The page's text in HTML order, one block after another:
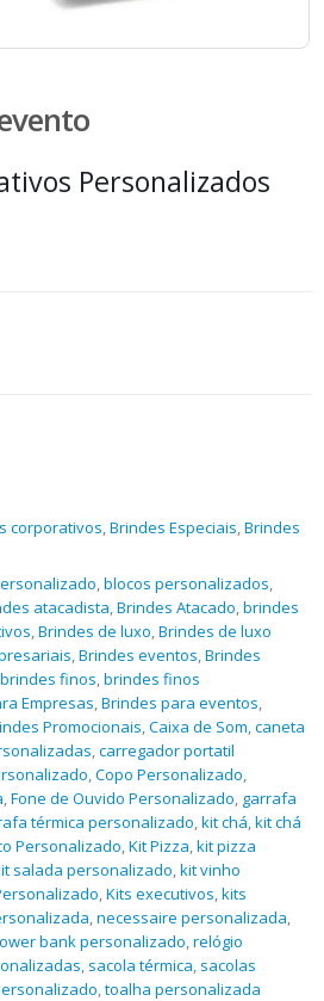
Personalizados
corporativos,Brindes Especiais,Brindes
,blocos personalizados,
atacadista,Brindes Atacado,brindes
,Brindes de luxo,Brindes de luxo
,Brindes eventos,Brindes
brindes finos,brindes finos
Empresas,Brindes para eventos,
Promocionais,Caixa de Som,caneta
,carregador portatil
,Copo Personalizado,
,Fone de Ouvido Personalizado, garrafa
térmica personalizado,kit chá,kit chá
Personalizado,Kit Pizza,kit pizza
salada personalizado,kit vinho
,Kits executivos,kits
,necessaire personalizada,
bank personalizado,relógio
, sacola térmica, sacolas
,toalha personalizada